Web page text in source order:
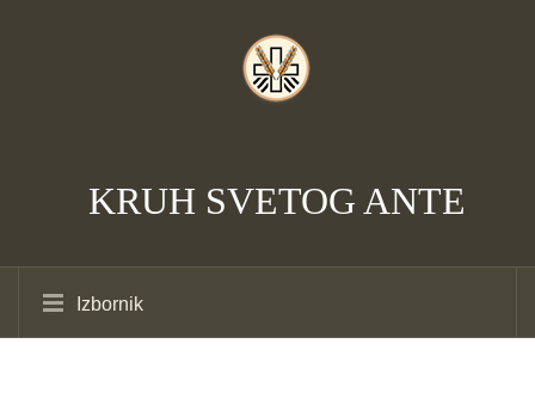
KRUH SVETOG ANTE
Izbornik